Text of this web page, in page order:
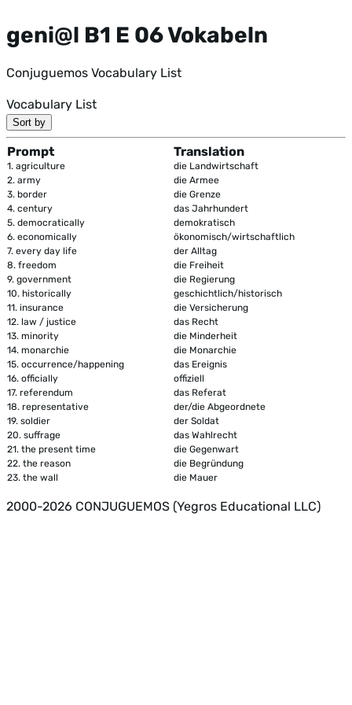
geni@l B1 E 06 Vokabeln
Conjuguemos Vocabulary List
Vocabulary List
Sort by
Prompt Translation
1. agriculture
die Landwirtschaft
2. army
die Armee
3. border
die Grenze
4. century
das Jahrhundert
5. democratically
demokratisch
6. economically
ökonomisch/wirtschaftlich
7. every day life
der Alltag
8. freedom
die Freiheit
9. government
die Regierung
10. historically
geschichtlich/historisch
11. insurance
die Versicherung
12. law / justice
das Recht
13. minority
die Minderheit
14. monarchie
die Monarchie
15. occurrence/happening
das Ereignis
16. officially
offiziell
17. referendum
das Referat
18. representative
der/die Abgeordnete
19. soldier
der Soldat
20. suffrage
das Wahlrecht
21. the present time
die Gegenwart
22. the reason
die Begründung
23. the wall die Mauer
2000-2026 CONJUGUEMOS (Yegros Educational LLC)